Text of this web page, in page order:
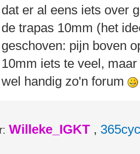
dat er al eens iets over
de trapas 10mm (het
geschoven: pijn boven
10mm iets te veel,
wel handig zo'n forum
Willeke_IGKT ,